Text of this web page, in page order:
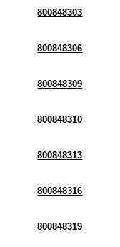
800848303
800848306
800848309
800848310
800848313
800848316
800848319